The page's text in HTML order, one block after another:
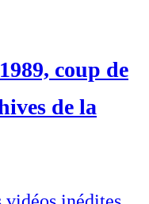
coup de
de la